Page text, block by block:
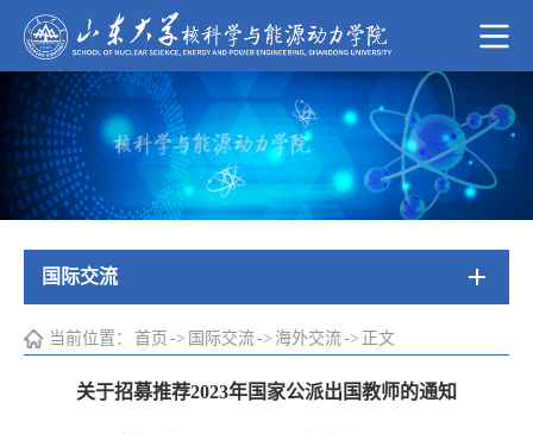
国际交流
当前位置： 首页 -> 国际交流-> 海外交流-> 正文
关于招募推荐2023年国家公派出国教师的通知